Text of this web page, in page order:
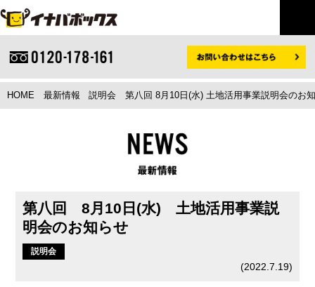
HOME 最新情報 説明会 第八回 8月10日(水) 土地活用事業説明会のお
第八回 8月10日(水) 土地活用事業説
明会のお知らせ
説明会
(2022.7.19)